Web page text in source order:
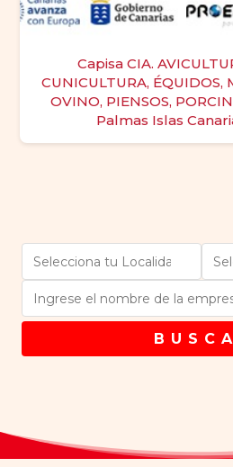
Capisa CIA.
CUNICULTURA, ÉQUIDOS,
OVINO, PIENSOS,
Palmas Islas
B U S C